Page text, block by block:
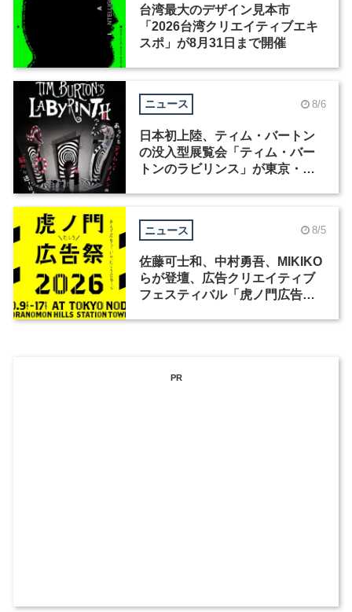
台湾最大のデザイン見本市
「2026台湾クリエイティブエキ
スポ」が8月31日まで開催
ニュース 8/6
日本初上陸、ティム・バートン
の没入型展覧会「ティム・バー
トンのラビリンス」が東京・豊
ニュース 8/5
佐藤可士和、中村勇吾、MIKIKO
らが登壇、広告クリエイティブ
フェスティバル「虎ノ門広告
PR